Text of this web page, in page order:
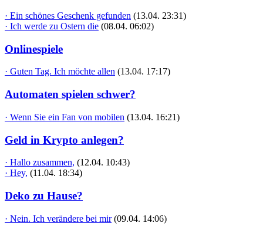
· Ein schönes Geschenk gefunden (13.04. 23:31)
· Ich werde zu Ostern die (08.04. 06:02)
Onlinespiele
· Guten Tag. Ich möchte allen (13.04. 17:17)
Automaten spielen schwer?
· Wenn Sie ein Fan von mobilen (13.04. 16:21)
Geld in Krypto anlegen?
· Hallo zusammen, (12.04. 10:43)
· Hey, (11.04. 18:34)
Deko zu Hause?
· Nein. Ich verändere bei mir (09.04. 14:06)